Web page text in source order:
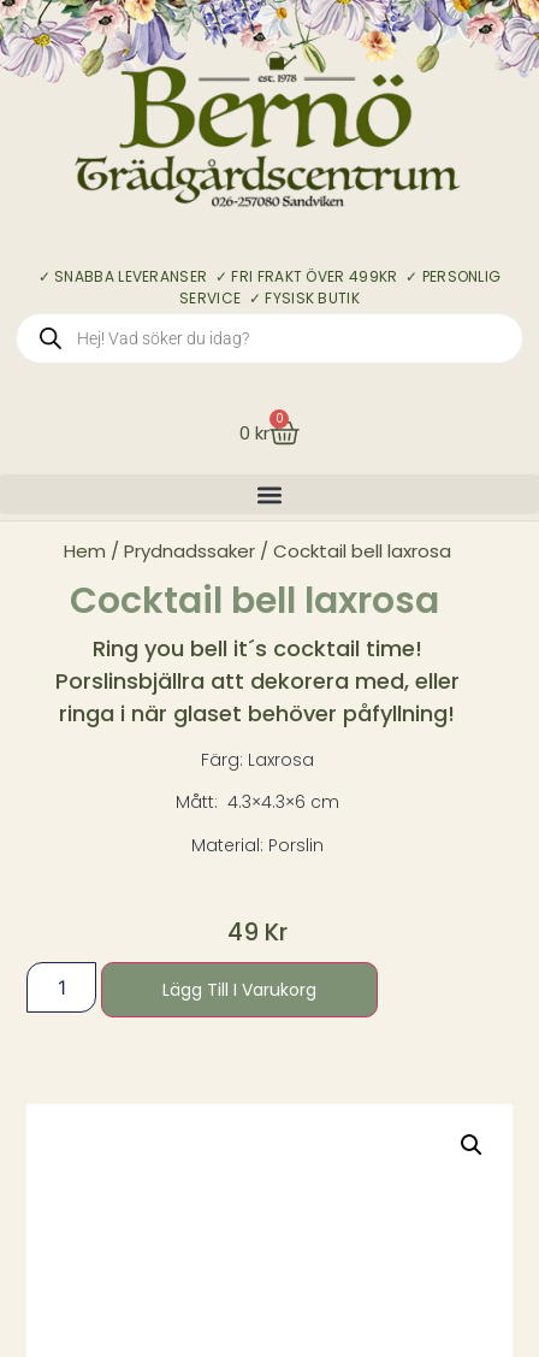
✓ SNABBA LEVERANSER ✓ FRI FRAKT ÖVER 499KR ✓ PERSONLIG
SERVICE ✓ FYSISK BUTIK
0 kr
0
Hem / Prydnadssaker/ Cocktail bell laxrosa
Cocktail bell laxrosa
Ring you bell it´s cocktail time!
Porslinsbjällra att dekorera med, eller
ringa i när glaset behöver påfyllning!
Färg: Laxrosa
Mått: 4.3×4.3×6 cm
Material: Porslin
49 Kr
Lägg Till I Varukorg